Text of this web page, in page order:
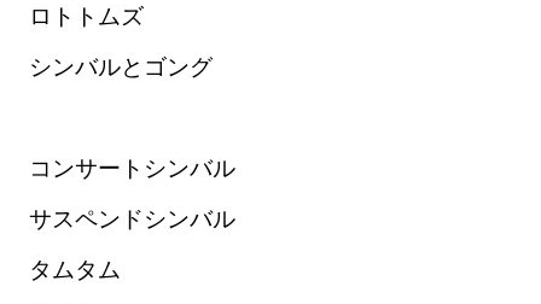
ロトトムズ
シンバルとゴング
コンサートシンバル
サスペンドシンバル
タムタム